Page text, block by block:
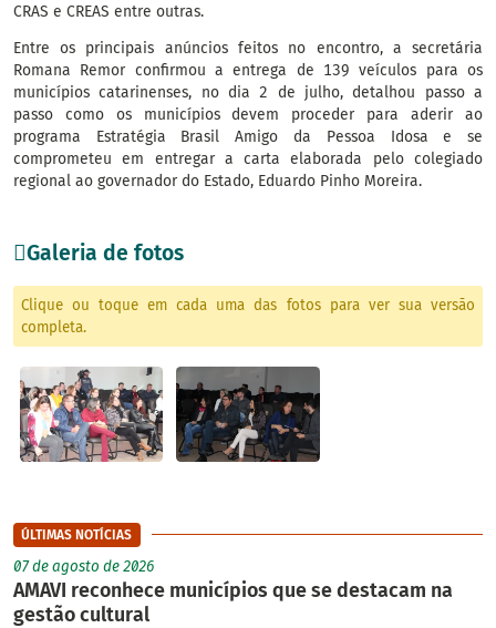
CRAS e CREAS entre outras.
Entre os principais anúncios feitos no encontro, a secretária
Romana Remor confirmou a entrega de 139 veículos para os
municípios catarinenses, no dia 2 de julho, detalhou passo a
passo como os municípios devem proceder para aderir ao
programa Estratégia Brasil Amigo da Pessoa Idosa e se
comprometeu em entregar a carta elaborada pelo colegiado
regional ao governador do Estado, Eduardo Pinho Moreira.
Galeria de fotos
Clique ou toque em cada uma das fotos para ver sua versão
completa.
ÚLTIMAS NOTÍCIAS
07 de agosto de 2026
AMAVI reconhece municípios que se destacam na
gestão cultural